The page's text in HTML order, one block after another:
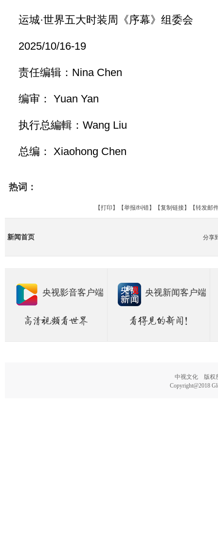
运城·世界五大时装周《序幕》组委会
2025/10/16-19
责任编辑：Nina Chen
编审： Yuan Yan
执行总編輯：Wang Liu
总编： Xiaohong Chen
热词：
【打印 】【举报/纠错】【复制链接】【转发邮
新闻首页 分享
央视影音客户端 央视新闻客户端
中视文化 版权
Copyright@2018